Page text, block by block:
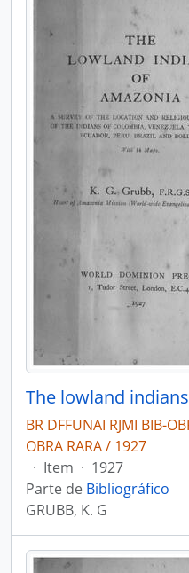
BR DFFUNAI RJMI BIB-
OBRA RARA / 1927
· Item · 1927
Parte de Bibliográfico
GRUBB, K. G